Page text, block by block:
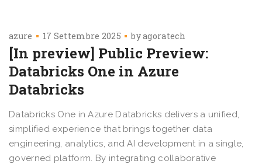
azure 17 Settembre 2025 byagoratech
[In preview] Public Preview:
Databricks One in Azure
Databricks
Databricks One in Azure Databricks delivers a unified,
simplified experience that brings together data
engineering, analytics, and AI development in a single,
governed platform. By integrating collaborative